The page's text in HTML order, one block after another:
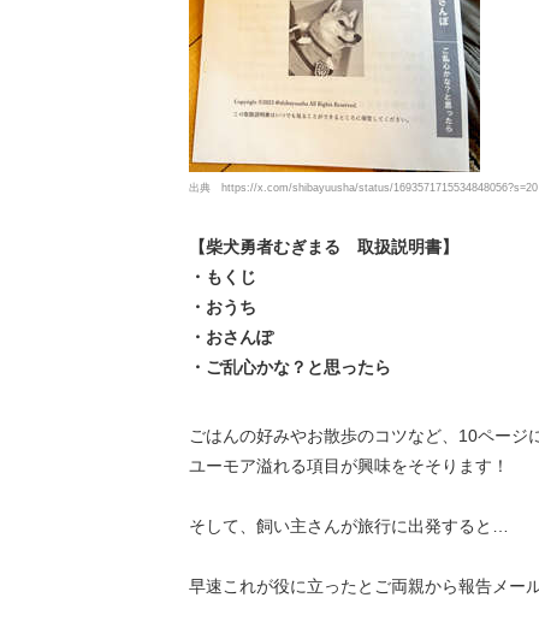
出典 https://x.com/shibayuusha/status/1693571715534848056?s=20
【柴犬勇者むぎまる 取扱説明書】
・もくじ
・おうち
・おさんぽ
・ご乱心かな？と思ったら
ごはんの好みやお散歩のコツなど、10ページ
ユーモア溢れる項目が興味をそそります！
そして、飼い主さんが旅行に出発すると…
早速これが役に立ったとご両親から報告メー